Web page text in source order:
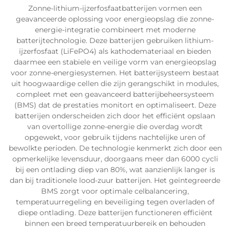
Zonne-lithium-ijzerfosfaatbatterijen vormen een
geavanceerde oplossing voor energieopslag die zonne-
energie-integratie combineert met moderne
batterijtechnologie. Deze batterijen gebruiken lithium-
ijzerfosfaat (LiFePO4) als kathodemateriaal en bieden
daarmee een stabiele en veilige vorm van energieopslag
voor zonne-energiesystemen. Het batterijsysteem bestaat
uit hoogwaardige cellen die zijn gerangschikt in modules,
compleet met een geavanceerd batterijbeheersysteem
(BMS) dat de prestaties monitort en optimaliseert. Deze
batterijen onderscheiden zich door het efficiënt opslaan
van overtollige zonne-energie die overdag wordt
opgewekt, voor gebruik tijdens nachtelijke uren of
bewolkte perioden. De technologie kenmerkt zich door een
opmerkelijke levensduur, doorgaans meer dan 6000 cycli
bij een ontlading diep van 80%, wat aanzienlijk langer is
dan bij traditionele lood-zuur batterijen. Het geïntegreerde
BMS zorgt voor optimale celbalancering,
temperatuurregeling en beveiliging tegen overladen of
diepe ontlading. Deze batterijen functioneren efficiënt
binnen een breed temperatuurbereik en behouden